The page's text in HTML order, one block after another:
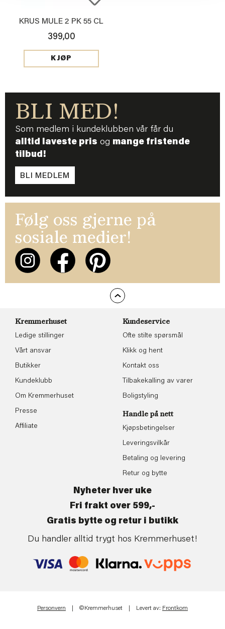
KRUS MULE 2 PK 55 CL
399,00
KJØP
BLI MED!
Som medlem i kundeklubben vår får du
alltid laveste pris og mange fristende
tilbud!
BLI MEDLEM
Følg oss gjerne på
sosiale medier!
Kremmerhuset
Ledige stillinger
Vårt ansvar
Butikker
Kundeklubb
Om Kremmerhuset
Presse
Affiliate
Kundeservice
Ofte stilte spørsmål
Klikk og hent
Kontakt oss
Tilbakekalling av varer
Boligstyling
Handle på nett
Kjøpsbetingelser
Leveringsvilkår
Betaling og levering
Retur og bytte
Nyheter hver uke
Fri frakt over 599,-
Gratis bytte og retur i butikk
Du handler alltid trygt hos Kremmerhuset!
Personvern | ©Kremmerhuset | Levert av: Frontkom